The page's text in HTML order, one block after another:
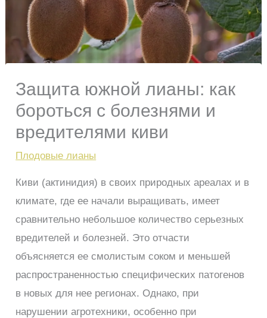
Защита южной лианы: как
бороться с болезнями и
вредителями киви
Плодовые лианы
Киви (актинидия) в своих природных ареалах и в
климате, где ее начали выращивать, имеет
сравнительно небольшое количество серьезных
вредителей и болезней. Это отчасти
объясняется ее смолистым соком и меньшей
распространенностью специфических патогенов
в новых для нее регионах. Однако, при
нарушении агротехники, особенно при